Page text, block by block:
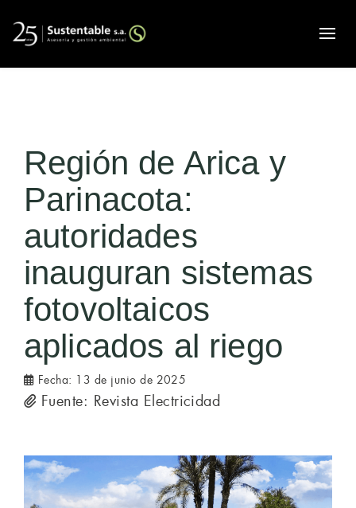
Región de Arica y
Parinacota:
autoridades
inauguran sistemas
fotovoltaicos
aplicados al riego
Fecha: 13 de junio de 2025
Fuente: Revista Electricidad